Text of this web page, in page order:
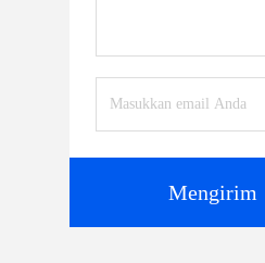
Mengirim